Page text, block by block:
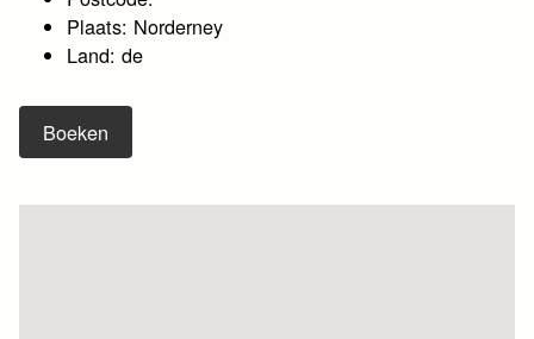
Plaats: Norderney
Land: de
Boeken